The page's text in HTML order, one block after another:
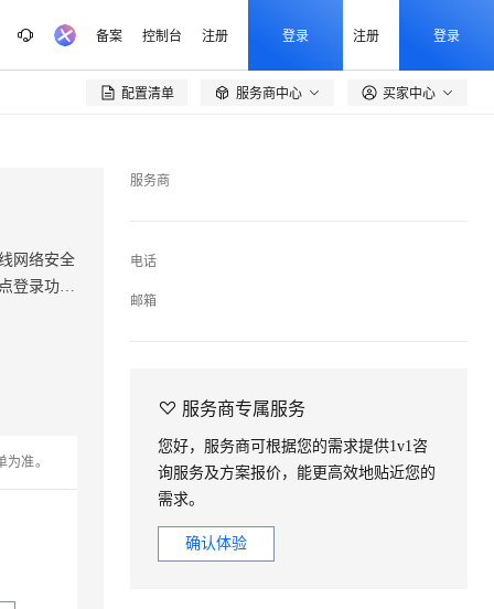
备案 控制台 注册 登录 注册 登录
配置清单  服务商中心 买家中心
准。
服务商
电话
邮箱
 服务商专属服务
您好，服务商可根据您的需求提供1v1咨
询服务及方案报价，能更高效地贴近您的
需求。
确认体验